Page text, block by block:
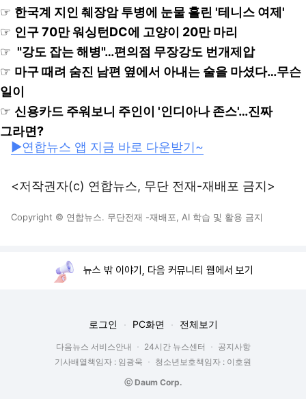
☞ 한국계 지인 췌장암 투병에 눈물 흘린 '테니스 여제'
☞ 인구 70만 워싱턴DC에 고양이 20만 마리
☞ "강도 잡는 해병"…편의점 무장강도 번개제압
☞ 마구 때려 숨진 남편 옆에서 아내는 술을 마셨다…무슨
일이
☞ 신용카드 주워보니 주인이 '인디아나 존스'…진짜
그라면?
▶연합뉴스 앱 지금 바로 다운받기~
<저작권자(c) 연합뉴스, 무단 전재-재배포 금지>
Copyright © 연합뉴스. 무단전재 -재배포, AI 학습 및 활용 금지
뉴스 밖 이야기, 다음 커뮤니티 웹에서 보기
로그인 PC화면 전체보기
다음뉴스 서비스안내 24시간 뉴스센터
공지사항
기사배열책임자 : 임광욱
청소년보호책임자 : 이호원
ⓒ Daum Corp.